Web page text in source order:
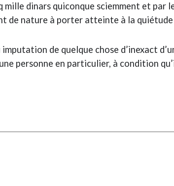
dinars quiconque sciemment et par
de nature à porter atteinte à la quiétude
de quelque chose d’inexact
personne en particulier, à condition